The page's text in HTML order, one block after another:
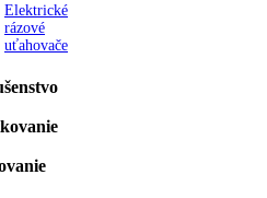
Elektrické
rázové
uťahovače